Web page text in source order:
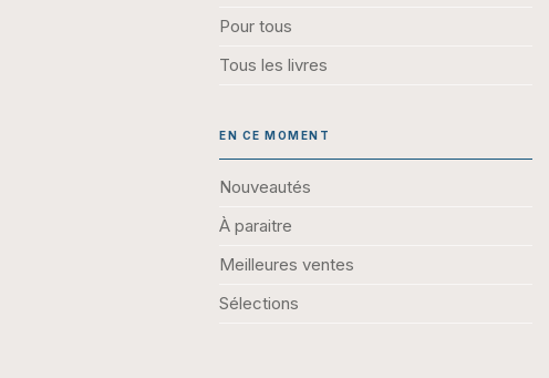
Pour tous
Tous les livres
EN CE MOMENT
Nouveautés
À paraitre
Meilleures ventes
Sélections